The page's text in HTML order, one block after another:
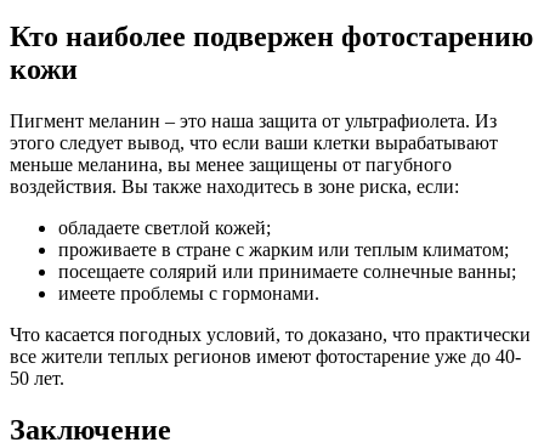
Кто наиболее подвержен фотостарению
кожи
Пигмент меланин – это наша защита от ультрафиолета. Из
этого следует вывод, что если ваши клетки вырабатывают
меньше меланина, вы менее защищены от пагубного
воздействия. Вы также находитесь в зоне риска, если:
обладаете светлой кожей;
проживаете в стране с жарким или теплым климатом;
посещаете солярий или принимаете солнечные ванны;
имеете проблемы с гормонами.
Что касается погодных условий, то доказано, что практически
все жители теплых регионов имеют фотостарение уже до 40-
50 лет.
Заключение